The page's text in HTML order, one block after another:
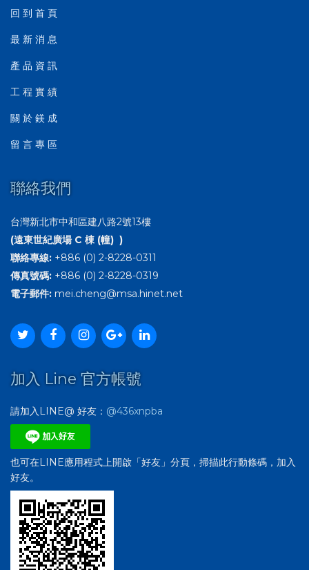
回 到 首 頁
最 新 消 息
產 品 資 訊
工 程 實 績
關 於 鎂 成
留 言 專 區
聯絡我們
台灣新北市中和區建八路2號13樓
(遠東世紀廣場 C 棟 (幢) )
聯絡專線: +886 (0) 2-8228-0311
傳真號碼: +886 (0) 2-8228-0319
電子郵件: mei.cheng@msa.hinet.net
加入 Line 官方帳號
請加入LINE@ 好友： @436xnpba
也可在LINE應用程式上開啟「好友」分頁，掃描此行動條碼，加入
好友。